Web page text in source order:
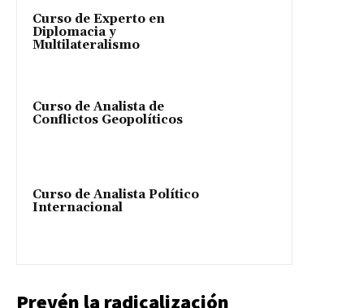
Curso de Experto en
Diplomacia y
Multilateralismo
Curso de Analista de
Conflictos Geopolíticos
Curso de Analista Político
Internacional
Prevén la radicalización